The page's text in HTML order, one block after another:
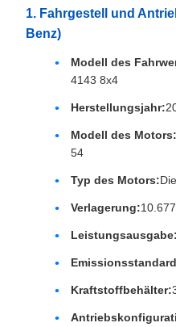
1. Fahrgestell und
Benz)
Modell des
4143 8x4
Herstellungsjahr:
Modell des Motors:
54
Typ des Motors:
Verlagerung:
Leistungsausgabe:
Kraftstoffbehälter: